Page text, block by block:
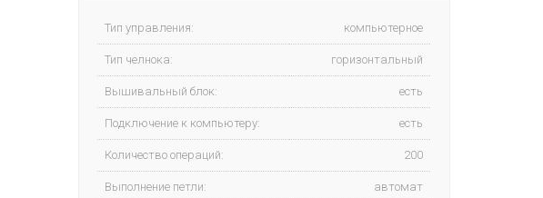
Тип управления: компьютерное
Тип челнока: горизонтальный
Вышивальный блок: есть
Подключение к компьютеру: есть
Количество операций: 200
Выполнение петли: автомат